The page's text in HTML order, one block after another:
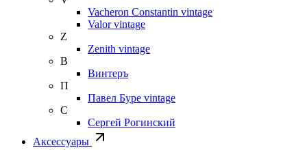
Vacheron Constantin vintage
Valor vintage
Z
Zenith vintage
В
Винтеръ
П
Павел Буре vintage
С
Сергей Рогинский
Аксессуары